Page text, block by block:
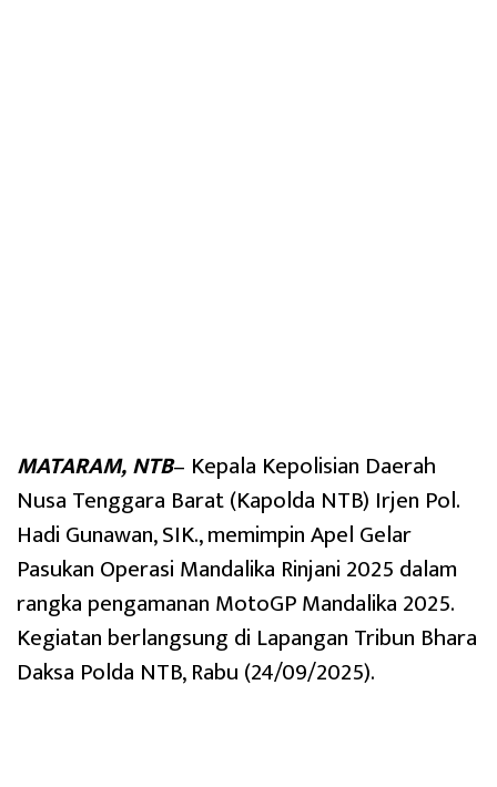
MATARAM, NTB– Kepala Kepolisian Daerah
Nusa Tenggara Barat (Kapolda NTB) Irjen Pol.
Hadi Gunawan, SIK., memimpin Apel Gelar
Pasukan Operasi Mandalika Rinjani 2025 dalam
rangka pengamanan MotoGP Mandalika 2025.
Kegiatan berlangsung di Lapangan Tribun Bhara
Daksa Polda NTB, Rabu (24/09/2025).